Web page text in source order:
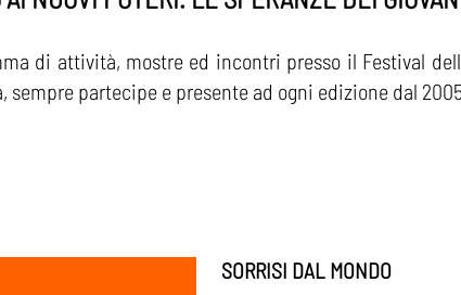
di attività, mostre ed incontri presso il Festival
sempre partecipe e presente ad ogni edizione dal
​​SORRISI DAL MONDO